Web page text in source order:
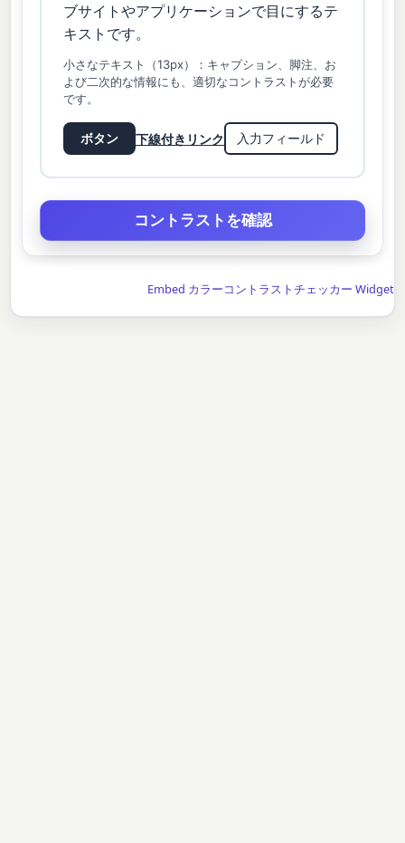
ブサイトやアプリケーションで目にするテ
キストです。
小さなテキスト（13px）：キャプション、脚注、お
よび二次的な情報にも、適切なコントラストが必要
です。
ボタン 下線付きリンク 入力フィールド
Embed カラーコントラストチェッカー Widget